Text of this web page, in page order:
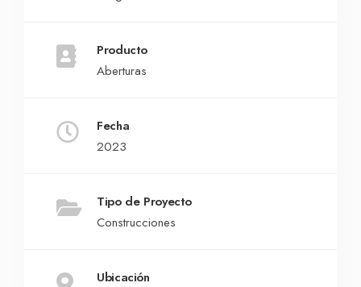
Producto
Aberturas
Fecha
2023
Tipo de Proyecto
Construcciones
Ubicación